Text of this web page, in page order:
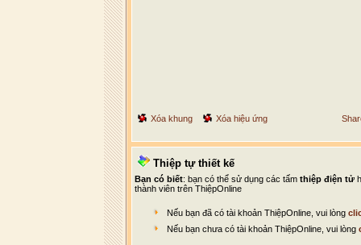
Xóa khung Xóa hiệu ứng
Thiệp tự thiết kế
Bạn có biết: bạn có thể sử dụng các tấm thiệp điện tử
thành viên trên ThiệpOnline
Nếu bạn đã có tài khoản ThiệpOnline, vui lòng
Nếu bạn chưa có tài khoản ThiệpOnline, vui lòng